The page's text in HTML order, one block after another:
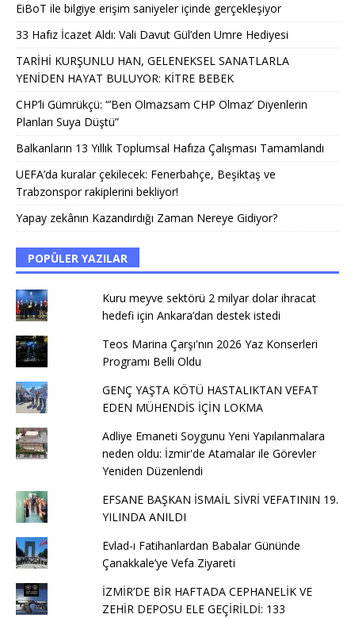
EiBoT ile bilgiye erişim saniyeler içinde gerçekleşiyor
33 Hafız İcazet Aldı: Vali Davut Gül’den Umre Hediyesi
TARİHİ KURŞUNLU HAN, GELENEKSEL SANATLARLA
YENİDEN HAYAT BULUYOR: KİTRE BEBEK
CHP’li Gümrükçü: “’Ben Olmazsam CHP Olmaz’ Diyenlerin
Planları Suya Düştü”
Balkanların 13 Yıllık Toplumsal Hafıza Çalışması Tamamlandı
UEFA’da kuralar çekilecek: Fenerbahçe, Beşiktaş ve
Trabzonspor rakiplerini bekliyor!
Yapay zekânın Kazandırdığı Zaman Nereye Gidiyor?
POPÜLER YAZILAR
Kuru meyve sektörü 2 milyar dolar ihracat
hedefi için Ankara’dan destek istedi
Teos Marina Çarşı'nın 2026 Yaz Konserleri
Programı Belli Oldu
GENÇ YAŞTA KÖTÜ HASTALIKTAN VEFAT
EDEN MÜHENDİS İÇİN LOKMA
Adliye Emaneti Soygunu Yeni Yapılanmalara
neden oldu: İzmir'de Atamalar ile Görevler
Yeniden Düzenlendi
EFSANE BAŞKAN İSMAİL SİVRİ VEFATININ 19.
YILINDA ANILDI
Evlad-ı Fatihanlardan Babalar Gününde
Çanakkale’ye Vefa Ziyareti
İZMİR’DE BİR HAFTADA CEPHANELİK VE
ZEHİR DEPOSU ELE GEÇİRİLDİ: 133